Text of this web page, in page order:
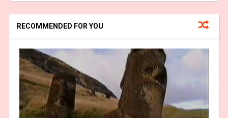
RECOMMENDED FOR YOU